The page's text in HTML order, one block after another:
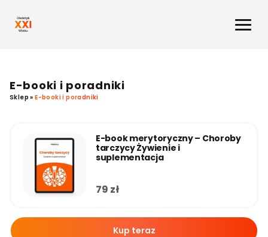
E-booki i poradniki
Sklep »E-booki i poradniki
E-book merytoryczny – Choroby
tarczycy Żywienie i
suplementacja
79 zł
Kup teraz